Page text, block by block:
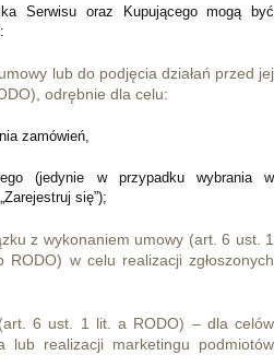
Serwisu oraz Kupującego mogą być
lub do podjęcia działań przed jej
odrębnie dla celu:
zamówień,
(jedynie w przypadku wybrania w
się”);
z wykonaniem umowy (art. 6 ust. 1
w celu realizacji zgłoszonych
6 ust. 1 lit. a RODO) – dla celów
lub realizacji marketingu podmiotów